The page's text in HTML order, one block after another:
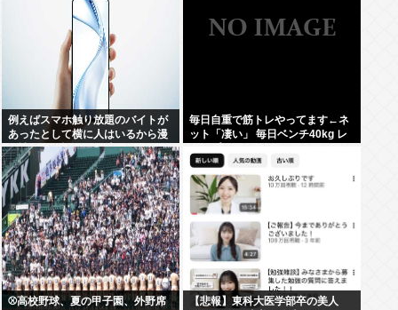
例えばスマホ触り放題のバイトが
あったとして横に人はいるから漫
画読むのは憚られる時って何すれ
ばいいの？
毎日自重で筋トレやってます←ネ
ット「凄い」 毎日ベンチ40kg レ
ト「笑」
⚾高校野球、夏の甲子園、外野席
【悲報】東科大医学部卒の美人